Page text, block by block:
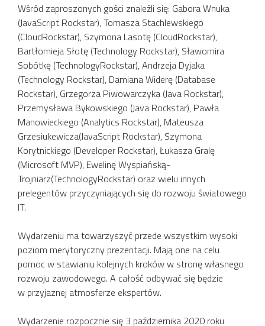
Wśród zaproszonych gości znaleźli się: Gabora Wnuka
(JavaScript Rockstar), Tomasza Stachlewskiego
(CloudRockstar), Szymona Lasotę (CloudRockstar),
Bartłomieja Słotę (Technology Rockstar), Sławomira
Sobótkę (TechnologyRockstar), Andrzeja Dyjaka
(Technology Rockstar), Damiana Widerę (Database
Rockstar), Grzegorza Piwowarczyka (Java Rockstar),
Przemysława Bykowskiego (Java Rockstar), Pawła
Manowieckiego (Analytics Rockstar), Mateusza
Grzesiukewicza(JavaScript Rockstar), Szymona
Korytnickiego (Developer Rockstar), Łukasza Gralę
(Microsoft MVP), Ewelinę Wyspiańską-
Trojniarz(TechnologyRockstar) oraz wielu innych
prelegentów przyczyniających się do rozwoju światowego
IT.
Wydarzeniu ma towarzyszyć przede wszystkim wysoki
poziom merytoryczny prezentacji. Mają one na celu
pomoc w stawianiu kolejnych kroków w stronę własnego
rozwoju zawodowego. A całość odbywać się będzie
w przyjaznej atmosferze ekspertów.
Wydarzenie rozpocznie się 3 października 2020 roku